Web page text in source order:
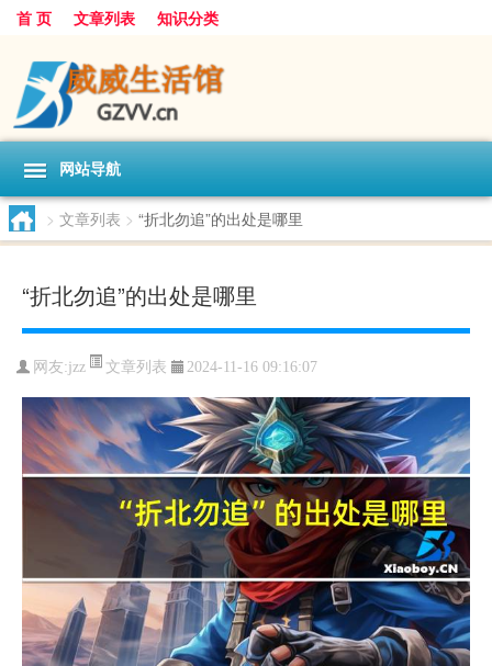
首 页 文章列表 知识分类
网站导航
> 文章列表 > “折北勿追”的出处是哪里
“折北勿追”的出处是哪里
网友:jzz 文章列表 2024-11-16 09:16:07